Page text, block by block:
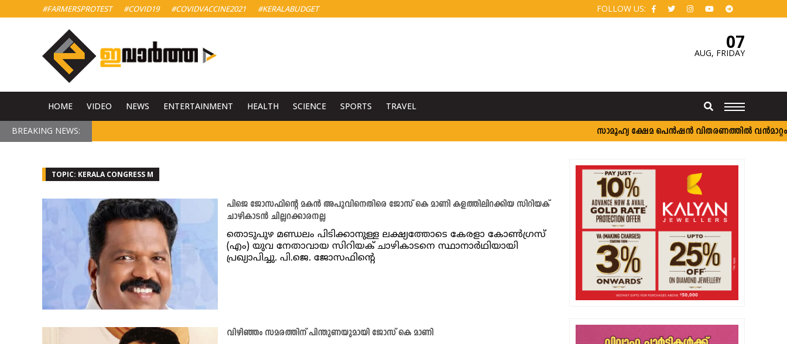
#FARMERSPROTEST #COVID19 #COVIDVACCINE2021 #KERALABUDGET FOLLOW US:
07
AUG, FRIDAY
HOME VIDEO NEWS ENTERTAINMENT HEALTH SCIENCE SPORTS TRAVEL
BREAKING NEWS: സാമൂഹ്യ ക്ഷേമ പെൻഷൻ വിതരണത്തിൽ വൻമാറ്റം;
TOPIC: KERALA CONGRESS M
പിജെ ജോസഫിന്‍റെ മകൻ അപുവിനെതിരെ ജോസ് കെ മാണി കളത്തിലിറക്കിയ സിറിയക്
ചാഴികാടന്‍ ചില്ലറക്കാരനല്ല
തൊടുപുഴ മണ്ഡലം പിടിക്കാനുള്ള ലക്ഷ്യത്തോടെ കേരളാ കോൺഗ്രസ്
(എം) യുവ നേതാവായ സിറിയക് ചാഴികാടനെ സ്ഥാനാർഥിയായി
പ്രഖ്യാപിച്ചു. പി.ജെ. ജോസഫിന്റെ
വിഴിഞ്ഞം സമരത്തിന് പിന്തുണയുമായി ജോസ് കെ മാണി